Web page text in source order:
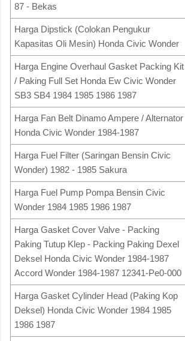
87 - Bekas
Harga Dipstick (Colokan Pengukur
Kapasitas Oli Mesin) Honda Civic Wonder
Harga Engine Overhaul Gasket Packing Kit
/ Paking Full Set Honda Ew Civic Wonder
SB3 SB4 1984 1985 1986 1987
Harga Fan Belt Dinamo Ampere / Alternator
Honda Civic Wonder 1984-1987
Harga Fuel Filter (Saringan Bensin Civic
Wonder) 1982 - 1985 Sakura
Harga Fuel Pump Pompa Bensin Civic
Wonder 1984 1985 1986 1987
Harga Gasket Cover Valve - Packing
Paking Tutup Klep - Packing Paking Dexel
Deksel Honda Civic Wonder 1984-1987
Accord Wonder 1984-1987 12341-Pe0-000
Harga Gasket Cylinder Head (Paking Kop
Deksel) Honda Civic Wonder 1984 1985
1986 1987